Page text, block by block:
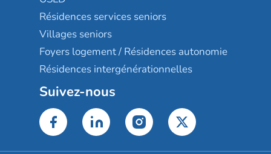
Résidences services seniors
Villages seniors
Foyers logement / Résidences autonomie
Résidences intergénérationnelles
Suivez-nous